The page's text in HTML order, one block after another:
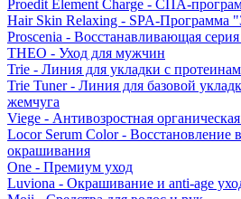
Proedit Element Charge - СПА-
Hair Skin Relaxing - SPA-Программа
Proscenia - Восстанавливающая
THEO - Уход для мужчин
Trie - Линия для укладки с
Trie Tuner - Линия для базовой
жемчуга
Viege - Антивозростная
Locor Serum Color - Восстановление
окрашивания
One - Премиум уход
Luviona - Окрашивание и anti-age